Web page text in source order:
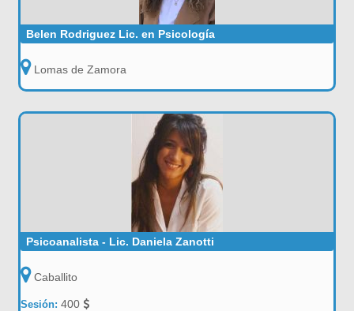
Belen Rodriguez Lic. en Psicología
Lomas de Zamora
Psicoanalista - Lic. Daniela Zanotti
Caballito
Sesión:400